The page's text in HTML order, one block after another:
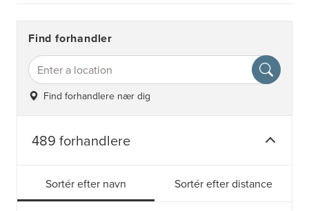
Find forhandler
Find forhandlere nær dig
489 forhandlere
Sortér efter navn Sortér efter distance